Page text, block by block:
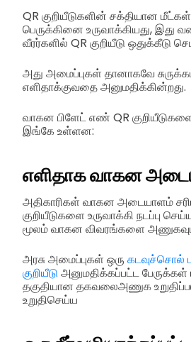
QR குறியீடுகளின் சக்தியான
பெருக்கினை உருவாக்கியது, இது
வீரர்களில் QR குறியீடு ஒதுக்கீடு
அது அமைப்புகள் தானாகவே
எளிதாக்குவதை அனுமதிக்கின்றது.
வாகன பிளேட் எண் QR
இங்கே உள்ளன:
எளிதாக வாகன
அதிகாரிகள் வாகன அடையாளம்
குறியீடுகளை உருவாக்கி நடப்பு
மூலம் வாகன விவரங்களை
அரசு அமைப்புகள் ஒரு கடவுச்சொல்
குறியீடு அனுமதிக்கப்பட்ட பேருக்கள்
தகுதியான தகவலைஅணுக
உறுதிசெய்ய